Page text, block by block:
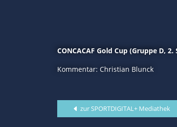
CONCACAF Gold Cup (Gruppe D, 2.
Kommentar: Christian Blunck
zur SPORTDIGITAL+ Mediathek